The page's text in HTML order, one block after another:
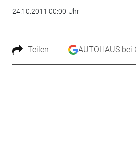
24.10.2011 00:00 Uhr
Teilen AUTOHAUS